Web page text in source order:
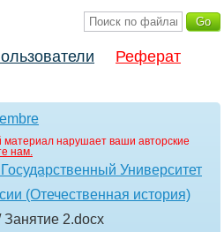
Реферат
материал нарушает ваши авторские
нам.
Университет
(Отечественная история)
Занятие 2.docx